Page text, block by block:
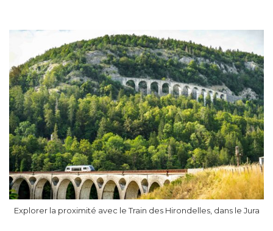
Explorer la proximité avec le Train des Hirondelles, dans le Jura